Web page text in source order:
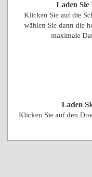
Laden Sie
Klicken Sie auf die
wählen Sie dann die
maximale
Laden
Klicken Sie auf den